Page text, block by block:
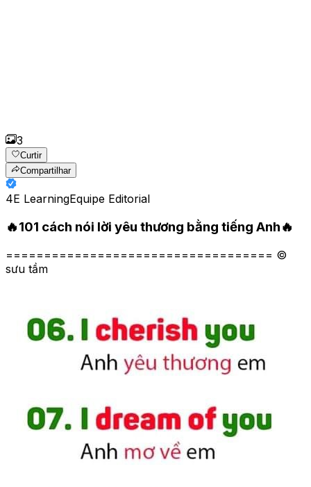
3
Curtir
Compartilhar
4E LearningEquipe Editorial
🔥101 cách nói lời yêu thương bằng tiếng Anh🔥
=================================== ©
sưu tầm